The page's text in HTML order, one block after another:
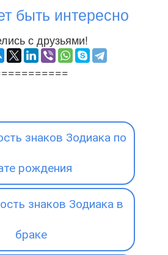
быть интересно
с друзьями!
знаков Зодиака по
рождения
знаков Зодиака в
браке